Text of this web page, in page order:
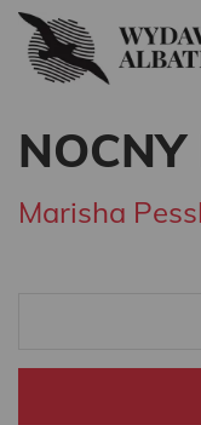
Marisha Pessl